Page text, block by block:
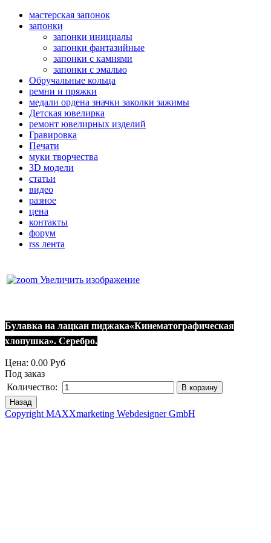
мастерская запонок
запонки
запонки инициалы
запонки фантазийные
запонки с камнями
запонки с эмалью
Обручальные кольца
ремни и пряжки
медали ордена значки заколки зажимы
Детская ювелирка
ремонт ювелирных изделий
Гравировка
Печати
муки творчества
3D модели
статьи
видео
разное
цена
контакты
форум
rss лента
Увеличить изображение
Булавка на лацкан пиджака«Кинематографическая
хлопушка». Серебро.
Цена: 0.00 Руб
Под заказ
Количество:
Copyright MAXXmarketing Webdesigner GmbH